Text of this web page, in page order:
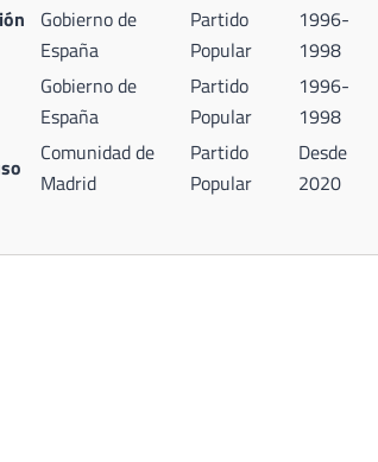
Gobierno de
España
Partido
Popular
1996-
1998
Gobierno de
España
Partido
Popular
1996-
1998
Comunidad de
Madrid
Partido
Popular
Desde
2020